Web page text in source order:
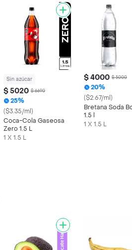
Sin azúcar
$ 5020 $ 6690
25%
($3.35/ml)
Coca-Cola Gaseosa
Zero 1.5 L
1 X 1.5 L
$ 4000 $ 5000
20%
($2.67/ml)
Bretana Soda
1.5 l
1 X 1.5 L